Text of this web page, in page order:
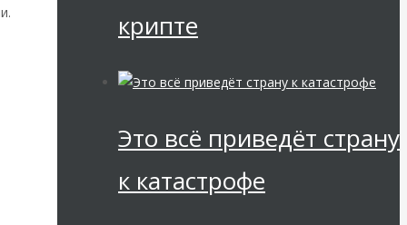
крипте
Это всё приведёт страну
к катастрофе